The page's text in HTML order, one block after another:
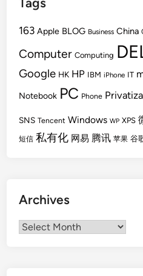
163 Apple BLOG Business China
Computer Computing
Google HK HP IBM iPhone IT
Notebook PC Phone
SNS Tencent Windows WP XPS
短信 私有化 网易 腾讯 苹果 谷
Archives
Archives